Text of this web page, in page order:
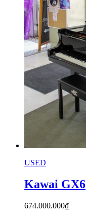
USED
Kawai GX6
674.000.000₫